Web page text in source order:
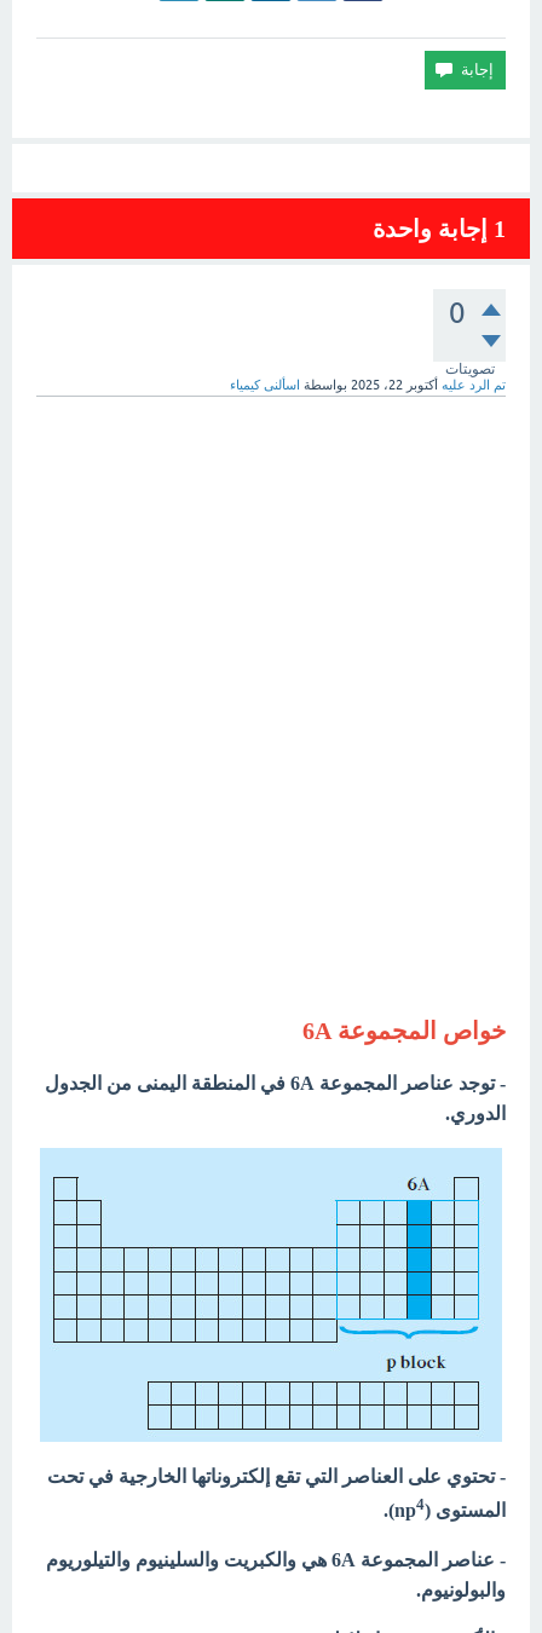
1 إجابة واحدة
0
تصويتات
تم الرد عليه أكتوبر 22، 2025 بواسطة اسألنى كيمياء
خواص المجموعة 6A
- توجد عناصر المجموعة 6A في المنطقة اليمنى من الجدول
الدوري.
- تحتوي على العناصر التي تقع إلكتروناتها الخارجية في تحت
المستوى (np4
).
- عناصر المجموعة 6A هي والكبريت والسلينيوم والتيلوريوم
والبولونيوم.